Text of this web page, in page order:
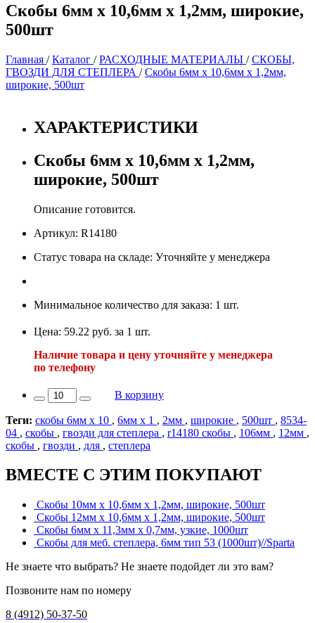
Скобы 6мм х 10,6мм х 1,2мм, широкие,
500шт
Главная /Каталог /РАСХОДНЫЕ МАТЕРИАЛЫ /СКОБЫ,
ГВОЗДИ ДЛЯ СТЕПЛЕРА /Скобы 6мм х 10,6мм х 1,2мм,
широкие, 500шт
ХАРАКТЕРИСТИКИ
Скобы 6мм х 10,6мм х 1,2мм,
широкие, 500шт
Описание готовится.
Артикул: R14180
Статус товара на складе: Уточняйте у менеджера
Минимальное количество для заказа: 1 шт.
Цена: 59.22 руб. за 1 шт.
Наличие товара и цену уточняйте у менеджера
по телефону
В корзину
Теги: скобы 6мм х 10 , 6мм х 1 , 2мм , широкие , 500шт , 8534-
04 , скобы , гвозди для степлера , r14180 скобы , 106мм , 12мм ,
скобы , гвозди , для , степлера
ВМЕСТЕ С ЭТИМ ПОКУПАЮТ
Скобы 10мм х 10,6мм х 1,2мм, широкие, 500шт
Скобы 12мм х 10,6мм х 1,2мм, широкие, 500шт
Скобы 6мм х 11,3мм х 0,7мм, узкие, 1000шт
Скобы для меб. степлера, 6мм тип 53 (1000шт)//Sparta
Не знаете что выбрать? Не знаете подойдет ли это вам?
Позвоните нам по номеру
8 (4912) 50-37-50